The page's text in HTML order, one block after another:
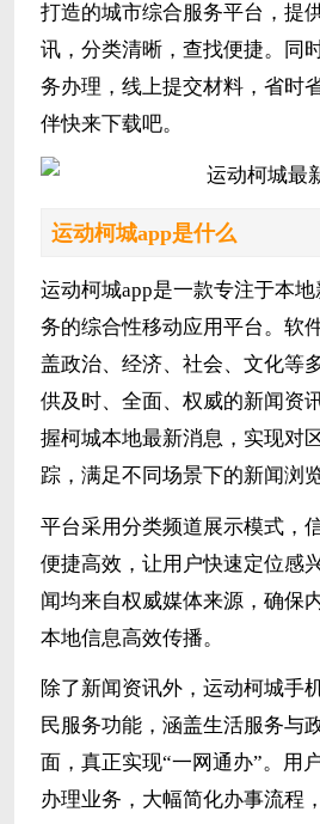
打造的城市综合服务平台，提
讯，分类清晰，查找便捷。同
务办理，线上提交材料，省时
伴快来下载吧。
运动柯城app是什么
运动柯城app是一款专注于本
务的综合性移动应用平台。软
盖政治、经济、社会、文化等
供及时、全面、权威的新闻资
握柯城本地最新消息，实现对
踪，满足不同场景下的新闻浏
平台采用分类频道展示模式，
便捷高效，让用户快速定位感
闻均来自权威媒体来源，确保
本地信息高效传播。
除了新闻资讯外，运动柯城手
民服务功能，涵盖生活服务与
面，真正实现“一网通办”。用
办理业务，大幅简化办事流程